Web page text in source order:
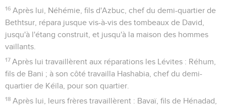
16 Après lui, Néhémie, fils d'Azbuc, chef du demi-quartier de
Bethtsur, répara jusque vis-à-vis des tombeaux de David,
jusqu'à l'étang construit, et jusqu'à la maison des hommes
vaillants.
17 Après lui travaillèrent aux réparations les Lévites : Réhum,
fils de Bani ; à son côté travailla Hashabia, chef du demi-
quartier de Kéïla, pour son quartier.
18 Après lui, leurs frères travaillèrent : Bavaï, fils de Hénadad,